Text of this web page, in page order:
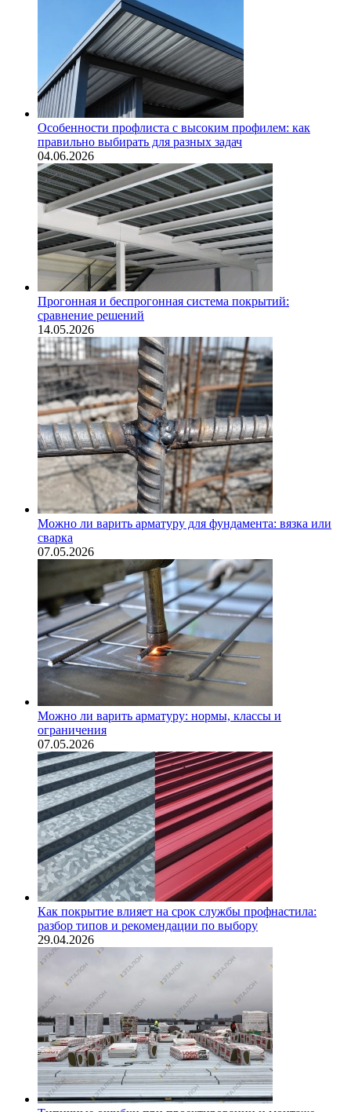
Особенности профлиста с высоким профилем: как
правильно выбирать для разных задач
04.06.2026
Прогонная и беспрогонная система покрытий:
сравнение решений
14.05.2026
Можно ли варить арматуру для фундамента: вязка или
сварка
07.05.2026
Можно ли варить арматуру: нормы, классы и
ограничения
07.05.2026
Как покрытие влияет на срок службы профнастила:
разбор типов и рекомендации по выбору
29.04.2026